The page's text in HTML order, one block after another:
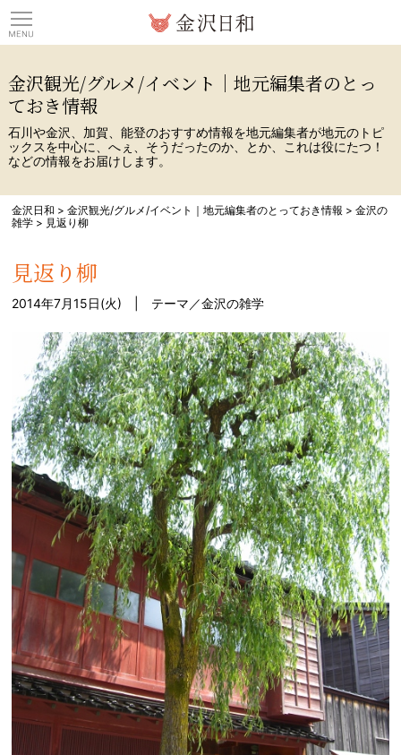
金沢観光/グルメ/イベント｜地元編集者のとっ
ておき情報
石川や金沢、加賀、能登のおすすめ情報を地元編集者が地元のトピ
ックスを中心に、へぇ、そうだったのか、とか、これは役にたつ！
などの情報をお届けします。
金沢日和 >金沢観光/グルメ/イベント｜地元編集者のとっておき情報 >金沢の
雑学 > 見返り柳
見返り柳
2014年7月15日(火) | テーマ／金沢の雑学